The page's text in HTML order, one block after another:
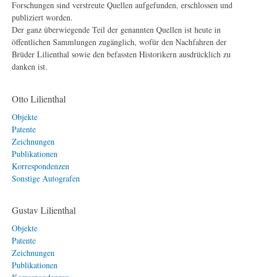
Forschungen sind verstreute Quellen aufgefunden, erschlossen und
publiziert worden.
Der ganz überwiegende Teil der genannten Quellen ist heute in
öffentlichen Sammlungen zugänglich, wofür den Nachfahren der
Brüder Lilienthal sowie den befassten Historikern ausdrücklich zu
danken ist.
Otto Lilienthal
Objekte
Patente
Zeichnungen
Publikationen
Korrespondenzen
Sonstige Autografen
Gustav Lilienthal
Objekte
Patente
Zeichnungen
Publikationen